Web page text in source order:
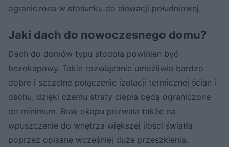
ograniczona w stosunku do elewacji południowej.
Jaki dach do nowoczesnego domu?
Dach do domów typu stodoła powinien być
bezokapowy. Takie rozwiązanie umożliwia bardzo
dobre i szczelne połączenie izolacji termicznej ścian i
dachu, dzięki czemu straty ciepła będą ograniczone
do minimum. Brak okapu pozwala także na
wpuszczenie do wnętrza większej ilości światła
poprzez opisane wcześniej duże przeszklenia.